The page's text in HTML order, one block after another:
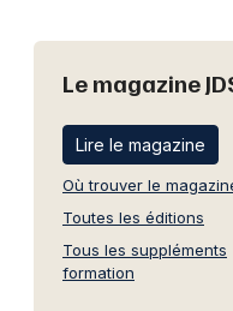
Le magazine
Lire le magazine
Où trouver le
Toutes les éditions
Tous les suppléments
formation